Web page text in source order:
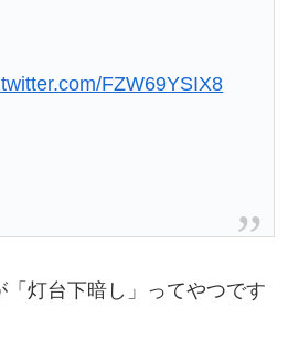
FZW69YSIX8
灯台下暗し」ってやつです